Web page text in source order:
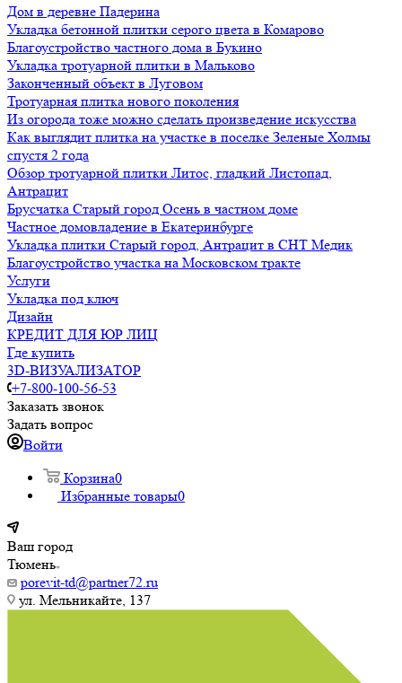
Дом в деревне Падерина
Укладка бетонной плитки серого цвета в Комарово
Благоустройство частного дома в Букино
Укладка тротуарной плитки в Мальково
Законченный объект в Луговом
Тротуарная плитка нового поколения
Из огорода тоже можно сделать произведение искусства
Как выглядит плитка на участке в поселке Зеленые Холмы
спустя 2 года
Обзор тротуарной плитки Литос, гладкий Листопад,
Антрацит
Брусчатка Старый город Осень в частном доме
Частное домовладение в Екатеринбурге
Укладка плитки Старый город, Антрацит в СНТ Медик
Благоустройство участка на Московском тракте
Услуги
Укладка под ключ
Дизайн
КРЕДИТ ДЛЯ ЮР ЛИЦ
Где купить
3D-ВИЗУАЛИЗАТОР
+7-800-100-56-53
Заказать звонок
Задать вопрос
Войти
Корзина0
Избранные товары0
Ваш город
Тюмень
porevit-td@partner72.ru
ул. Мельникайте, 137